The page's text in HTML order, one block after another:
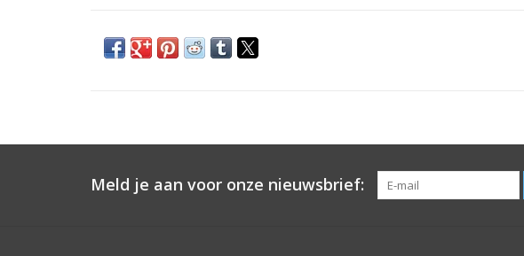
Meld je aan voor onze nieuwsbrief: